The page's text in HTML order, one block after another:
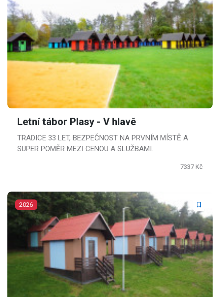
Letní tábor Plasy - V hlavě
TRADICE 33 LET, BEZPEČNOST NA PRVNÍM MÍSTĚ A
SUPER POMĚR MEZI CENOU A SLUŽBAMI.
7337 Kč
2026